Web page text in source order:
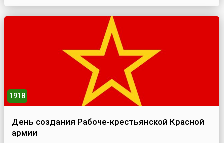
1918
День создания Рабоче-крестьянской Красной
армии